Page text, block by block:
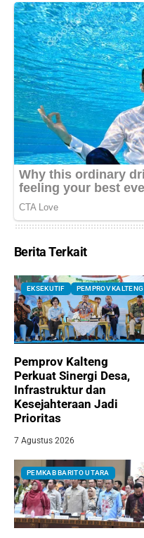
Berita Terkait
EKSEKUTIF PEMPROV KALTENG
Pemprov Kalteng
Perkuat Sinergi Desa,
Infrastruktur dan
Kesejahteraan Jadi
Prioritas
7 Agustus 2026
PEMKAB BARITO UTARA